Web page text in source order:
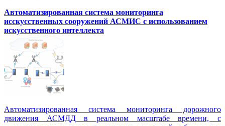
Автоматизированная система мониторинга
исскусственных сооружений АСМИС с использованием
искусственного интеллекта
Автоматизированная система мониторинга дорожного
движения АСМДД в реальном масштабе времени, с